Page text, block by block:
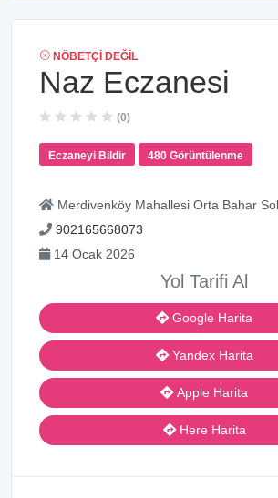
NÖBETÇI DEĞIL
Naz Eczanesi
(0)
Eczaneyi Bildir 480 Görüntülenme
Merdivenköy Mahallesi Orta Bahar
902165668073
14 Ocak 2026
Yol Tarifi Al
Google Harita
Yandex Harita
Apple Harita
Here Harita